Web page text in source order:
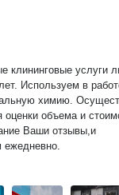
клининговые услуги
Используем в
химию.
оценки объема и
Ваши отзывы,и
ежедневно.